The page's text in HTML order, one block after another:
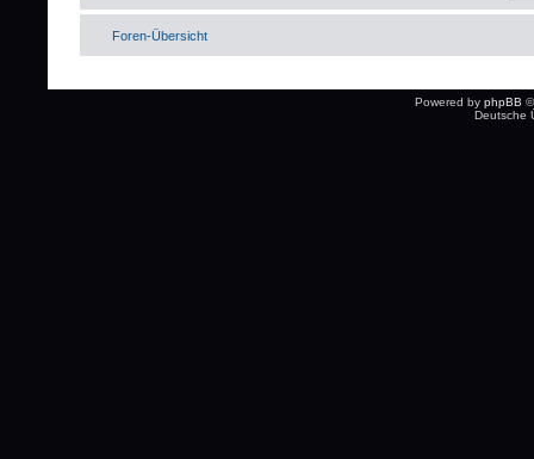
Foren-Übersicht
Powered by phpBB
Deutsche